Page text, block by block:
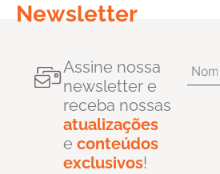
Newsletter
Assine nossa
newsletter e
receba nossas
atualizações
e conteúdos
exclusivos!